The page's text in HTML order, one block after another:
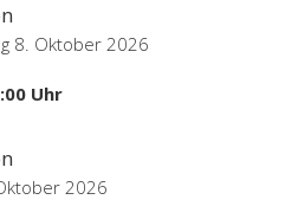
8. Oktober 2026
Uhr
2026